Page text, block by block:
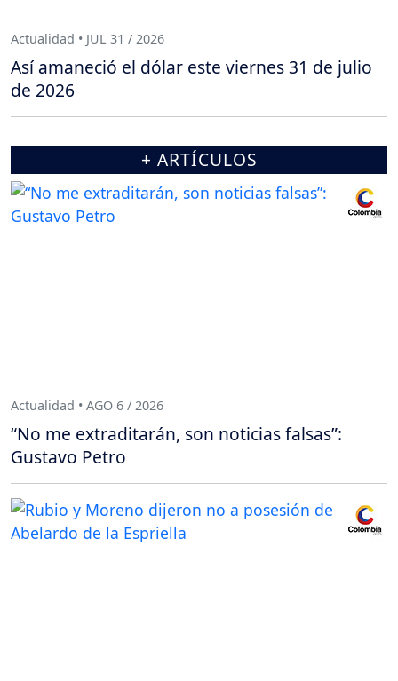
Actualidad • JUL 31 / 2026
Así amaneció el dólar este viernes 31 de julio
de 2026
+ ARTÍCULOS
Actualidad • AGO 6 / 2026
“No me extraditarán, son noticias falsas”:
Gustavo Petro